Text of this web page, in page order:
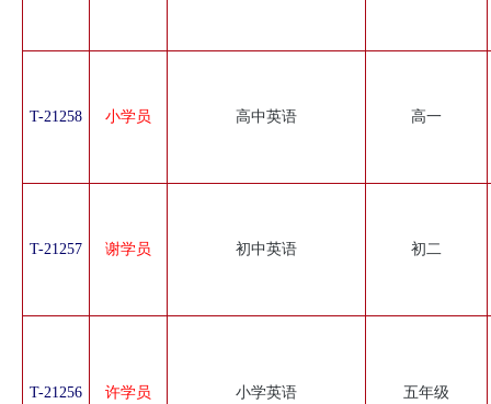
T-21258 小学员 高中英语 高一
T-21257 谢学员 初中英语 初二
T-21256 许学员 小学英语 五年级